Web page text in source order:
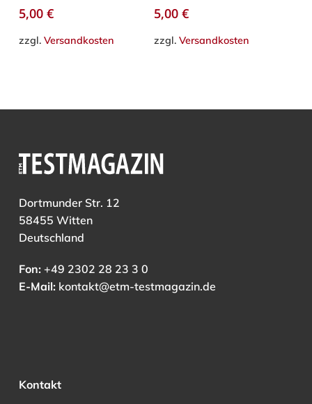
5,00 €
zzgl. Versandkosten
5,00€
zzgl.Versandkosten
Dortmunder Str. 12
58455 Witten
Deutschland
Fon:+49 2302 28 23 3 0
E-Mail: kontakt@etm-testmagazin.de
Kontakt